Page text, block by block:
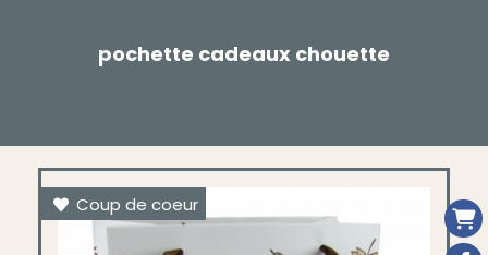
pochette cadeaux chouette
Coup de coeur